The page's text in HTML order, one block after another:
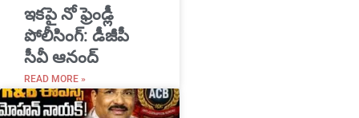
ఇకపై నో ఫ్రెండ్లీ
పోలీసింగ్: డీజీపీ
సీవీ ఆనంద్
READ MORE »